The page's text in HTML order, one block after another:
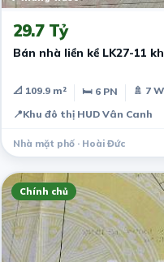
29.7 Tỷ
Bán nhà liền kề LK27-11
📐 109.9 m² 🛏 6 PN
🚿 7
📍Khu đô thị HUD Vân Canh
Nhà mặt phố · Hoài Đức
Chính chủ